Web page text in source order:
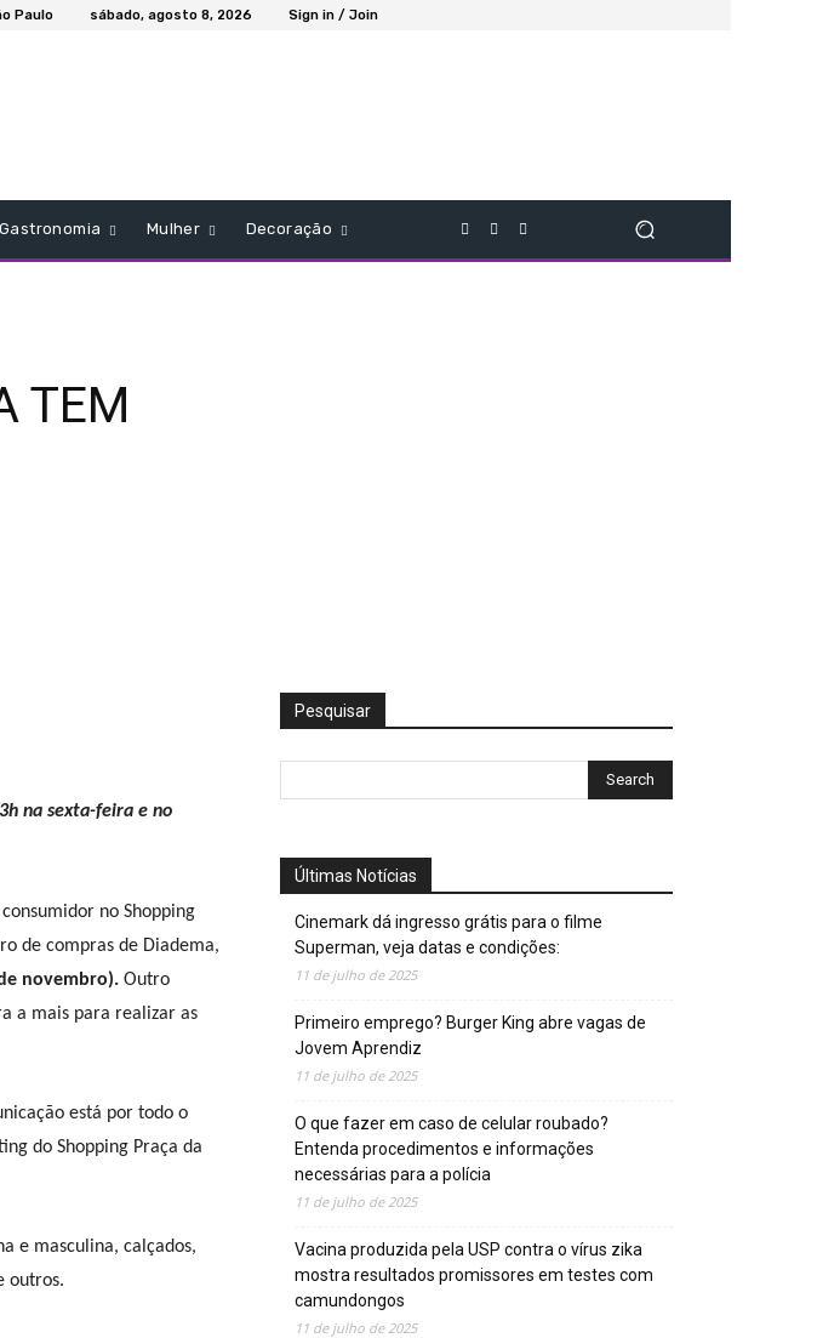
Paulo sábado, agosto 8, 2026 Sign in / Join
Gastronomia Mulher Decoração
TEM
na sexta-feira e no
no Shopping
de compras de Diadema,
novembro). Outro
a mais para realizar as
está por todo o
do Shopping Praça da
e masculina, calçados,
outros.
Pesquisar
Últimas Notícias
Cinemark dá ingresso grátis para o filme
Superman, veja datas e condições:
11 de julho de 2025
Primeiro emprego? Burger King abre vagas de
Jovem Aprendiz
11 de julho de 2025
O que fazer em caso de celular roubado?
Entenda procedimentos e informações
necessárias para a polícia
11 de julho de 2025
Vacina produzida pela USP contra o vírus zika
mostra resultados promissores em testes com
camundongos
11 de julho de 2025